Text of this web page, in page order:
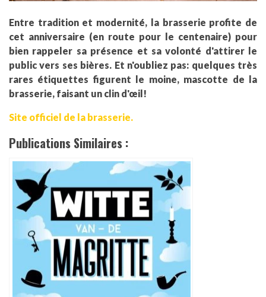
Entre tradition et modernité, la brasserie profite de
cet anniversaire (en route pour le centenaire) pour
bien rappeler sa présence et sa volonté d'attirer le
public vers ses bières. Et n'oubliez pas: quelques très
rares étiquettes figurent le moine, mascotte de la
brasserie, faisant un clin d'œil!
Site officiel de la brasserie.
Publications Similaires :